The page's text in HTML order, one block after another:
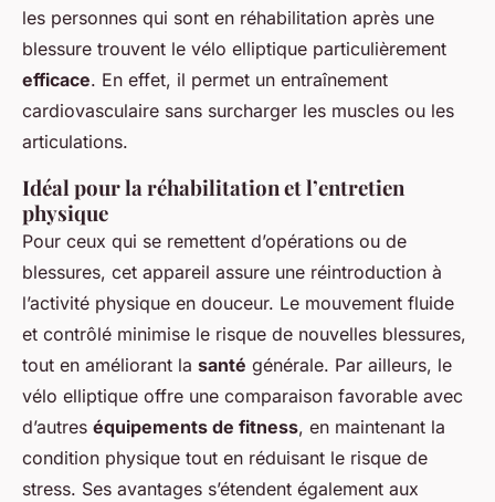
les personnes qui sont en réhabilitation après une
blessure trouvent le vélo elliptique particulièrement
efficace. En effet, il permet un entraînement
cardiovasculaire sans surcharger les muscles ou les
articulations.
Idéal pour la réhabilitation et l’entretien
physique
Pour ceux qui se remettent d’opérations ou de
blessures, cet appareil assure une réintroduction à
l’activité physique en douceur. Le mouvement fluide
et contrôlé minimise le risque de nouvelles blessures,
tout en améliorant la santé générale. Par ailleurs, le
vélo elliptique offre une comparaison favorable avec
d’autres équipements de fitness, en maintenant la
condition physique tout en réduisant le risque de
stress. Ses avantages s’étendent également aux